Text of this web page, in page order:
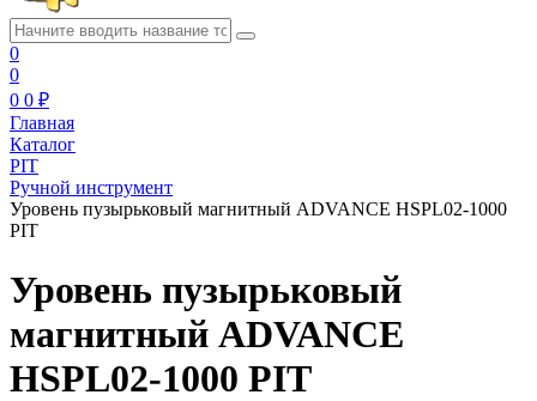
0
0
0 0 ₽
Главная
Каталог
PIT
Ручной инструмент
Уровень пузырьковый магнитный ADVANCE HSPL02-1000
PIT
Уровень пузырьковый
магнитный ADVANCE
HSPL02-1000 PIT